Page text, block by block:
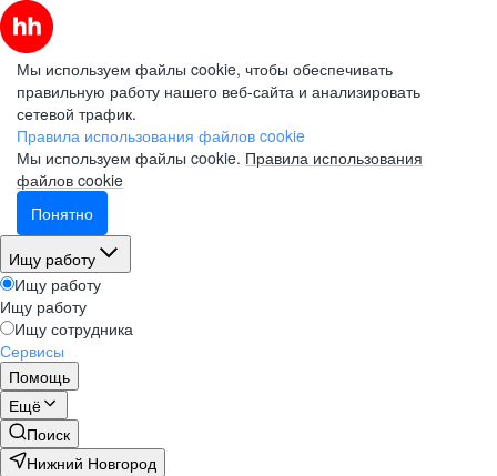
Мы используем файлы cookie, чтобы обеспечивать
правильную работу нашего веб-сайта и анализировать
сетевой трафик.
Правила использования файлов cookie
Мы используем файлы cookie. Правила использования
файлов cookie
Понятно
Ищу работу
Ищу работу
Ищу работу
Ищу сотрудника
Сервисы
Помощь
Ещё
Поиск
Нижний Новгород